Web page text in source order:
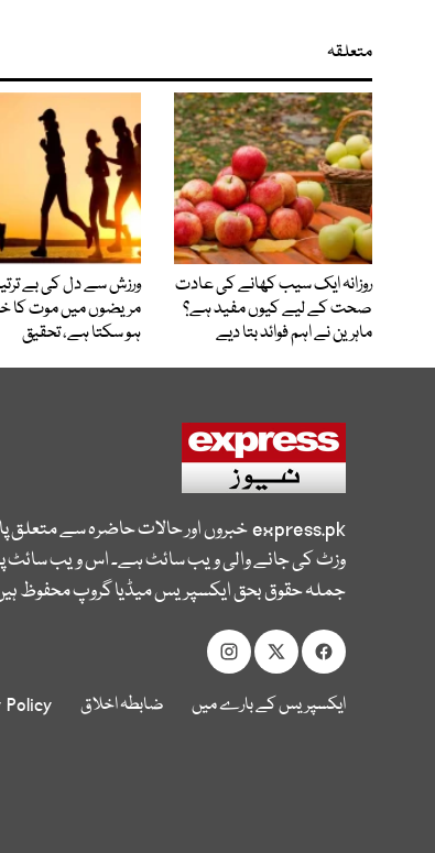
متعلقہ
روزانہ ایک سیب کھانے کی عادت
صحت کے لیے کیوں مفید ہے؟
ماہرین نے اہم فوائد بتا دیے
ورزش سے دل کی بے
مریضوں میں موت کا
ہو سکتا ہے، تحقیق
express.pkخبروں اور حالات حاضرہ سے
وزٹ کی جانے والی ویب سائٹ ہے۔ اس ویب سائٹ
جملہ حقوق بحق ایکسپریس میڈیا گروپ محفوظ
ایکسپریس کے بارے میں ضابطہ اخلاق